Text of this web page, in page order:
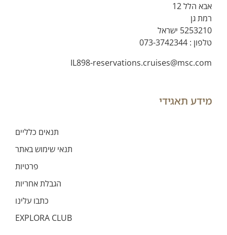
אבא הלל 12
רמת גן
5253210 ישראל
טלפון : 073-3742344
IL898-reservations.cruises@msc.com
מידע תאגידי
תנאים כלליים
תנאי שימוש באתר
פרטיות
הגבלת אחריות
כתבו עלינו
EXPLORA CLUB